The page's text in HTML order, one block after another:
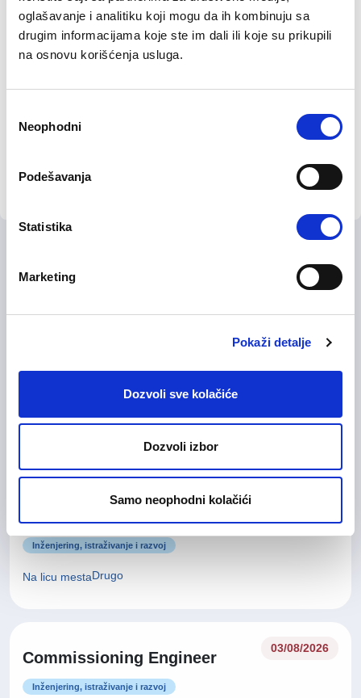
oglašavanje i analitiku koji mogu da ih kombinuju sa
drugim informacijama koje ste im dali ili koje su prikupili
na osnovu korišćenja usluga.
сагласности
Neophodni
Podešavanja
Statistika
Marketing
Pokaži detalje
Dozvoli sve kolačiće
Dozvoli izbor
Samo neophodni kolačići
tražite?
ćemo kontaktirati kada
se otvori prilika koja
Prijavite se u bazu kandidata
Inženjering, istraživanje i razvoj
Na licu mestaDrugo
Commissioning Engineer
03/08/2026
Inženjering, istraživanje i razvoj
na svom radnom mestu;
Dužan je da primenjuje sve usvojene
Odgovoran je za primenu i poštovanje
Obavlja sve ostale poslove po nalogu
Zakonom o radu i opštim aktima društva.